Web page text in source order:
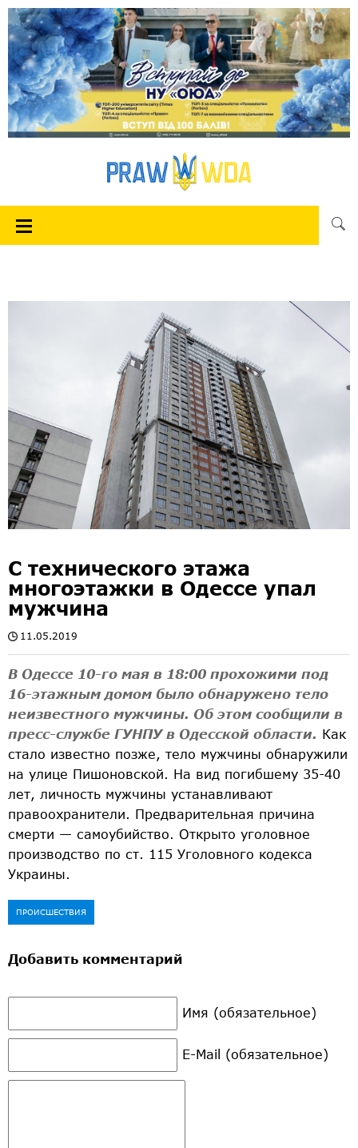
С технического этажа
многоэтажки в Одессе упал
мужчина
11.05.2019
В Одессе 10-го мая в 18:00 прохожими под
16-этажным домом было обнаружено тело
неизвестного мужчины. Об этом сообщили в
пресс-службе ГУНПУ в Одесской области. Как
стало известно позже, тело мужчины обнаружили
на улице Пишоновской. На вид погибшему 35-40
лет, личность мужчины устанавливают
правоохранители. Предварительная причина
смерти — самоубийство. Открыто уголовное
производство по ст. 115 Уголовного кодекса
Украины.
ПРОИСШЕСТВИЯ
Добавить комментарий
Имя (обязательное)
E-Mail (обязательное)